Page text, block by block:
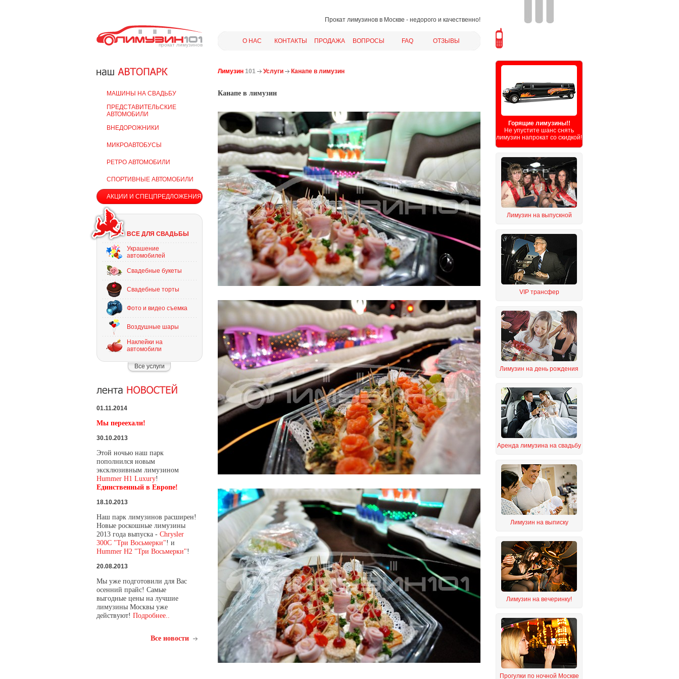
Прокат лимузинов в Москве - недорого и качественно!
прокат лимузинов
О НАС КОНТАКТЫ ПРОДАЖА ВОПРОСЫ FAQ ОТЗЫВЫ
МАШИНЫ НА СВАДЬБУ
ПРЕДСТАВИТЕЛЬСКИЕ
АВТОМОБИЛИ
ВНЕДОРОЖНИКИ
МИКРОАВТОБУСЫ
РЕТРО АВТОМОБИЛИ
СПОРТИВНЫЕ АВТОМОБИЛИ
АКЦИИ И СПЕЦПРЕДЛОЖЕНИЯ
ВСЕ ДЛЯ СВАДЬБЫ
Украшение
автомобилей
Свадебные букеты
Свадебные торты
Фото и видео съемка
Воздушные шары
Наклейки на
автомобили
Все услуги
01.11.2014
Мы переехали!
30.10.2013
Этой ночью наш парк
пополнился новым
эксклюзивным лимузином
Hummer H1 Luxury!
Единственный в Европе!
18.10.2013
Наш парк лимузинов расширен!
Новые роскошные лимузины
2013 года выпуска - Chrysler
300C "Три Восьмерки"! и
Hummer H2 "Три Восьмерки"!
20.08.2013
Мы уже подготовили для Вас
осенний прайс! Самые
выгодные цены на лучшие
лимузины Москвы уже
действуют! Подробнее..
Все новости
Лимузин 101 Услуги Канапе в лимузин
Канапе в лимузин
Горящие лимузины!!
Не упустите шанс снять
лимузин напрокат со скидкой!
Лимузин на выпускной
VIP трансфер
Лимузин на день рождения
Аренда лимузина на свадьбу
Лимузин на выписку
Лимузин на вечеринку!
Прогулки по ночной Москве